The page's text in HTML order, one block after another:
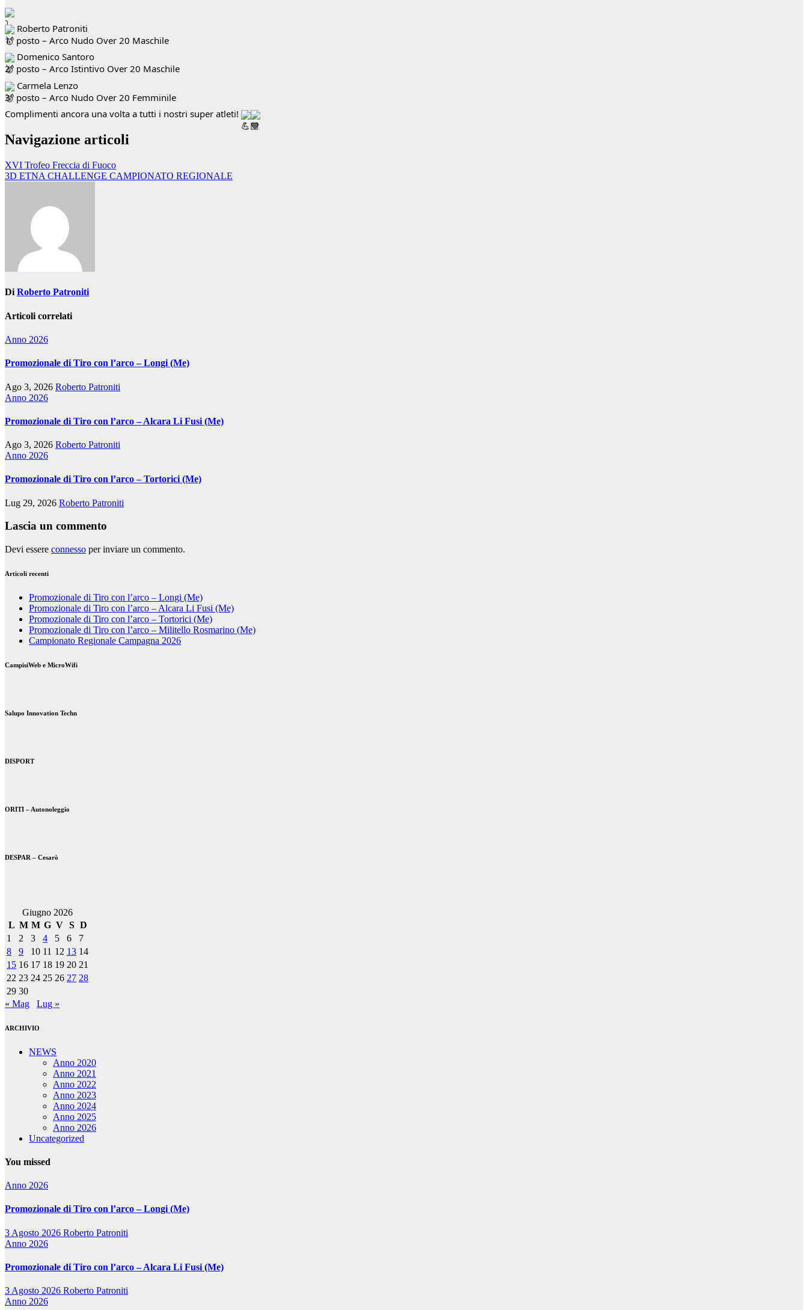
Roberto Patroniti
1° posto – Arco Nudo Over 20 Maschile
Domenico Santoro
2° posto – Arco Istintivo Over 20 Maschile
Carmela Lenzo
3° posto – Arco Nudo Over 20 Femminile
Complimenti ancora una volta a tutti i nostri super atleti!
Navigazione articoli
XVI Trofeo Freccia di Fuoco
3D ETNA CHALLENGE CAMPIONATO REGIONALE
DiRoberto Patroniti
Articoli correlati
Anno 2026
Promozionale di Tiro con l’arco – Longi (Me)
Ago 3, 2026 Roberto Patroniti
Anno 2026
Promozionale di Tiro con l’arco – Alcara Li Fusi (Me)
Ago 3, 2026 Roberto Patroniti
Anno 2026
Promozionale di Tiro con l’arco – Tortorici (Me)
Lug 29, 2026 Roberto Patroniti
Lascia un commento
Devi essere connesso per inviare un commento.
Articoli recenti
Promozionale di Tiro con l’arco – Longi (Me)
Promozionale di Tiro con l’arco – Alcara Li Fusi (Me)
Promozionale di Tiro con l’arco – Tortorici (Me)
Promozionale di Tiro con l’arco – Militello Rosmarino (Me)
Campionato Regionale Campagna 2026
CampisiWeb e MicroWifi
Salupo Innovation Techn
DISPORT
ORITI – Autonoleggio
DESPAR – Cesarò
Giugno 2026
L M M G V S D
1
2 3 4 5 6
7
8
9 10 11 12 13 14
15 16 17 18 19 20 21
22 23 24 25 26 27 28
29 30
« Mag
Lug »
ARCHIVIO
NEWS
Anno 2020
Anno 2021
Anno 2022
Anno 2023
Anno 2024
Anno 2025
Anno 2026
Uncategorized
You missed
Anno 2026
Promozionale di Tiro con l’arco – Longi (Me)
3 Agosto 2026 Roberto Patroniti
Anno 2026
Promozionale di Tiro con l’arco – Alcara Li Fusi (Me)
3 Agosto 2026 Roberto Patroniti
Anno 2026